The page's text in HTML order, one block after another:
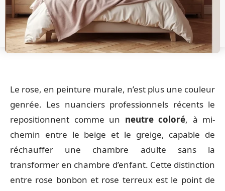
Le rose, en peinture murale, n’est plus une couleur
genrée. Les nuanciers professionnels récents le
repositionnent comme un neutre coloré, à mi-
chemin entre le beige et le greige, capable de
réchauffer une chambre adulte sans la
transformer en chambre d’enfant. Cette distinction
entre rose bonbon et rose terreux est le point de